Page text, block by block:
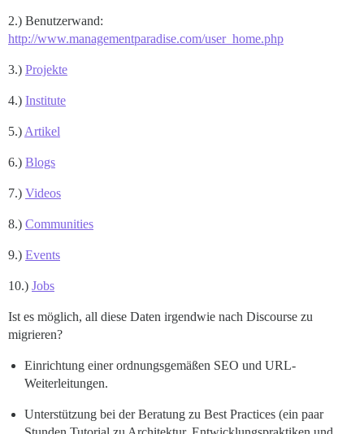
2.) Benutzerwand:
http://www.managementparadise.com/user_home.php
3.) Projekte
4.) Institute
5.) Artikel
6.) Blogs
7.) Videos
8.) Communities
9.) Events
10.) Jobs
Ist es möglich, all diese Daten irgendwie nach Discourse zu
migrieren?
Einrichtung einer ordnungsgemäßen SEO und URL-
Weiterleitungen.
Unterstützung bei der Beratung zu Best Practices (ein paar